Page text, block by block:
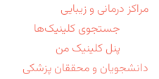
مراکز درمانی و زیبایی
جستجوی کلینیک‌ها
پنل کلینیک من
دانشجویان و محققان پزشکی